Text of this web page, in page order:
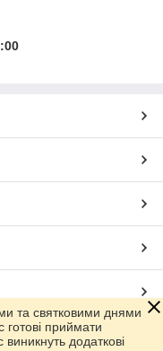
та святковими днями
приймати
додаткові